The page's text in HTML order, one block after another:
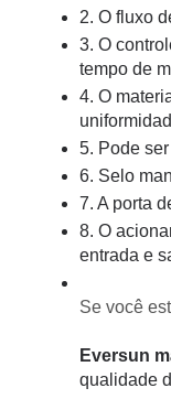
2. O fluxo
3. O
tempo de
4. O
5. Pode
6. Selo
7. A porta
8. O
entrada e
Se você
Eversun
qualidade